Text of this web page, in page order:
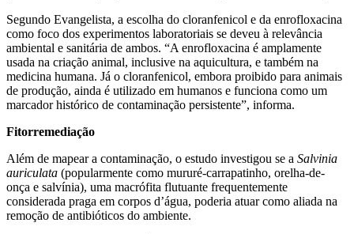
Segundo Evangelista, a escolha do cloranfenicol e da enrofloxacina
como foco dos experimentos laboratoriais se deveu à relevância
ambiental e sanitária de ambos. “A enrofloxacina é amplamente
usada na criação animal, inclusive na aquicultura, e também na
medicina humana. Já o cloranfenicol, embora proibido para animais
de produção, ainda é utilizado em humanos e funciona como um
marcador histórico de contaminação persistente”, informa.
Fitorremediação
Além de mapear a contaminação, o estudo investigou se a Salvinia
auriculata (popularmente como mururé-carrapatinho, orelha-de-
onça e salvínia), uma macrófita flutuante frequentemente
considerada praga em corpos d’água, poderia atuar como aliada na
remoção de antibióticos do ambiente.